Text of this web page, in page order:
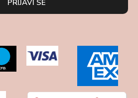
PRIJAVI SE